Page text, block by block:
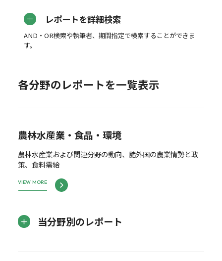
レポートを詳細検索
AND・OR検索や執筆者、期間指定で検索することができま
す。
各分野のレポートを一覧表示
農林水産業・食品・環境
農林水産業および関連分野の動向、諸外国の農業情勢と政
策、食料需給
VIEW MORE
当分野別のレポート